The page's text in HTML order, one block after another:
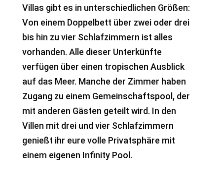
Villas gibt es in unterschiedlichen Größen:
Von einem Doppelbett über zwei oder drei
bis hin zu vier Schlafzimmern ist alles
vorhanden. Alle dieser Unterkünfte
verfügen über einen tropischen Ausblick
auf das Meer. Manche der Zimmer haben
Zugang zu einem Gemeinschaftspool, der
mit anderen Gästen geteilt wird. In den
Villen mit drei und vier Schlafzimmern
genießt ihr eure volle Privatsphäre mit
einem eigenen Infinity Pool.